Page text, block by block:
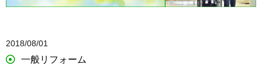
2018/08/01
一般リフォーム